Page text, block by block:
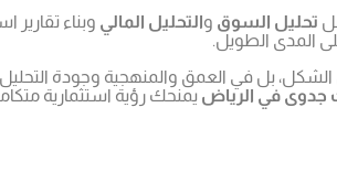
تحليل السوق والتحليل المالي وبناء تقارير
المدى الطويل.
بل في العمق والمنهجية وجودة
في الرياض يمنحك رؤية استثمارية